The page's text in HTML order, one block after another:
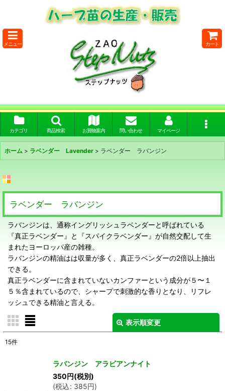
メニュー カート
カテゴリ 商品検索 お買物案内 問い合わせ マイページ
ホーム > ラベンダー Lavender > ラベンダー ラバンジン
ラベンダー ラバンジン
ラバンジンは、通称イングリッシュラベンダーと呼ばれている
『真正ラベンダー』と『スパイクラベンダー』が自然交配して生
まれたヨーロッパ産の雑種。
ラバンジンの精油はは収量が多く、真正ラベンダーの2倍以上抽出
できる。
真正ラベンダーに含まれていないカンファーという成分が５〜１
５％含まれているので、シャープで刺激的な香りとなり、リフレ
ッシュできる精油と言える。
表示順変更
15件
ラバンジン アラビアンナイト
350円(税別)
(税込: 385円)